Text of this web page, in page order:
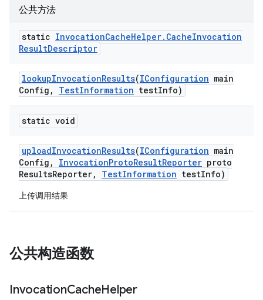
公共方法
static InvocationCacheHelper. CacheInvocation
ResultDescriptor
lookupInvocationResults(IConfiguration main
Config , TestInformation testInfo)
static void
uploadInvocationResults(IConfiguration main
Config , InvocationProtoResultReporter proto
ResultsReporter, TestInformation testInfo)
上传调用结果
公共构造函数
InvocationCacheHelper